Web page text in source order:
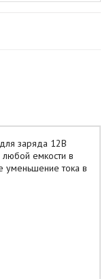
заряда 12В
любой емкости в
уменьшение тока в